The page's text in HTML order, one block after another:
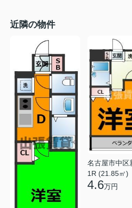
近隣の物件
名古屋市中区
1R (21.85㎡)
4.6万円